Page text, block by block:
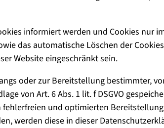
informiert werden und Cookies nur
das automatische Löschen der
Website eingeschränkt sein.
oder zur Bereitstellung bestimmter,
von Art. 6 Abs. 1 lit. f DSGVO
und optimierten
werden diese in dieser